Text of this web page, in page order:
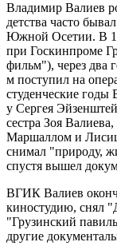
Владимир Валиев
детства часто
Южной Осетии. В
при Госкинпроме
фильм"), через два
м поступил на
студенческие годы
у Сергея
сестра Зоя
Маршаллом и
снимал "природу,
спустя вышел
ВГИК Валиев
киностудию, снял
"Грузинский
другие